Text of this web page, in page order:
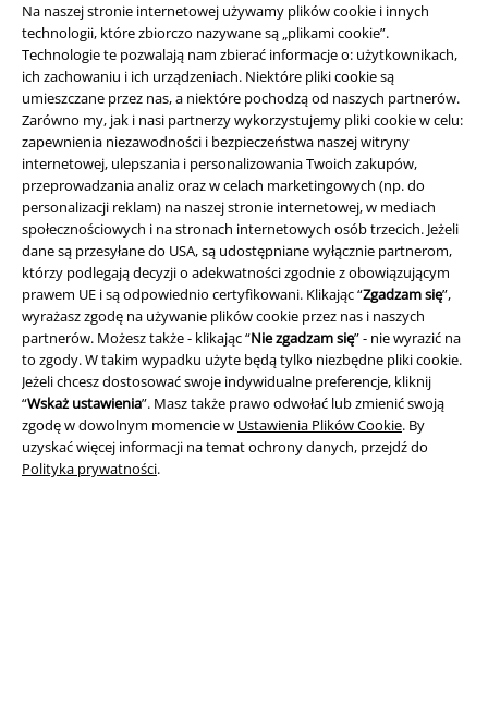
Na naszej stronie internetowej używamy plików cookie i innych
technologii, które zbiorczo nazywane są „plikami cookie”.
Technologie te pozwalają nam zbierać informacje o: użytkownikach,
ich zachowaniu i ich urządzeniach. Niektóre pliki cookie są
umieszczane przez nas, a niektóre pochodzą od naszych partnerów.
Zarówno my, jak i nasi partnerzy wykorzystujemy pliki cookie w celu:
zapewnienia niezawodności i bezpieczeństwa naszej witryny
internetowej, ulepszania i personalizowania Twoich zakupów,
przeprowadzania analiz oraz w celach marketingowych (np. do
personalizacji reklam) na naszej stronie internetowej, w mediach
społecznościowych i na stronach internetowych osób trzecich. Jeżeli
dane są przesyłane do USA, są udostępniane wyłącznie partnerom,
którzy podlegają decyzji o adekwatności zgodnie z obowiązującym
prawem UE i są odpowiednio certyfikowani. Klikając “Zgadzam się”,
wyrażasz zgodę na używanie plików cookie przez nas i naszych
partnerów. Możesz także - klikając “Nie zgadzam się” - nie wyrazić na
to zgody. W takim wypadku użyte będą tylko niezbędne pliki cookie.
Jeżeli chcesz dostosować swoje indywidualne preferencje, kliknij
“Wskaż ustawienia”. Masz także prawo odwołać lub zmienić swoją
zgodę w dowolnym momencie w Ustawienia Plików Cookie. By
uzyskać więcej informacji na temat ochrony danych, przejdź do
Polityka prywatności.
Informacje prawne
Regulamin
Dane firmy
Polityka prywatności
Unieszkodliwianie odpadów i ochrona środowiska